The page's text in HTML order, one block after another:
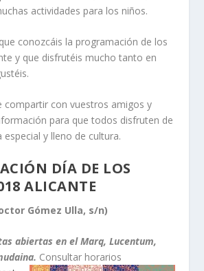
actividades para los niños.
conozcáis la programación de los
y que disfrutéis mucho tanto en
compartir con vuestros amigos y
para que todos disfruten de
especial y lleno de cultura.
DÍA DE LOS
ALICANTE
Gómez Ulla, s/n)
abiertas en el Marq, Lucentum,
Consultar horarios